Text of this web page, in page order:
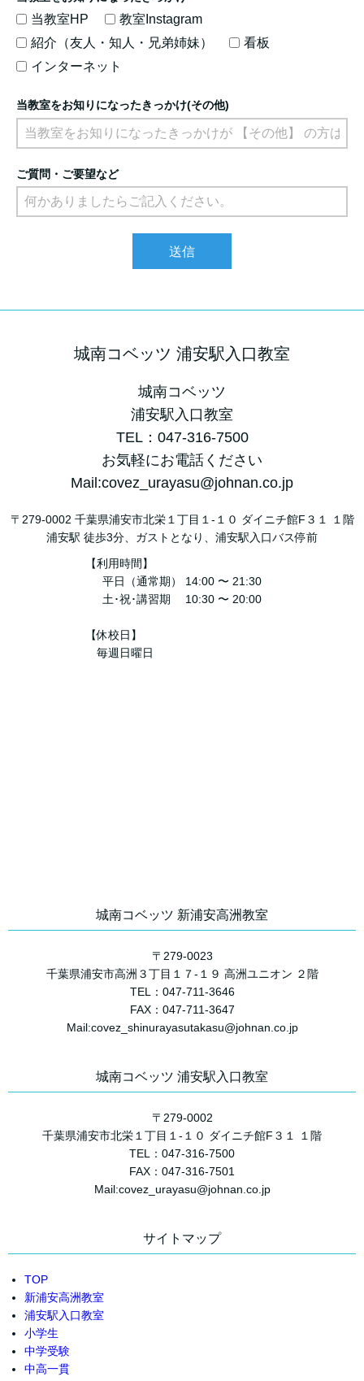
当教室HP
教室Instagram
紹介（友人・知人・兄弟姉妹）
看板
インターネット
当教室をお知りになったきっかけ(その他)
ご質問・ご要望など
送信
城南コベッツ 浦安駅入口教室
城南コベッツ
浦安駅入口教室
TEL：047-316-7500
お気軽にお電話ください
Mail:covez_urayasu@johnan.co.jp
〒279-0002 千葉県浦安市北栄１丁目１-１０ ダイニチ館F３１ １階
浦安駅 徒歩3分、ガストとなり、浦安駅入口バス停前
【利用時間】
平日（通常期） 14:00 〜 21:30
土･祝･講習期 10:30 〜 20:00
【休校日】
毎週日曜日
城南コベッツ 新浦安高洲教室
〒279-0023
千葉県浦安市高洲３丁目１７-１９ 高洲ユニオン ２階
TEL：047-711-3646
FAX：047-711-3647
Mail:covez_shinurayasutakasu@johnan.co.jp
城南コベッツ 浦安駅入口教室
〒279-0002
千葉県浦安市北栄１丁目１-１０ ダイニチ館F３１ １階
TEL：047-316-7500
FAX：047-316-7501
Mail:covez_urayasu@johnan.co.jp
サイトマップ
TOP
新浦安高洲教室
浦安駅入口教室
小学生
中学受験
中高一貫